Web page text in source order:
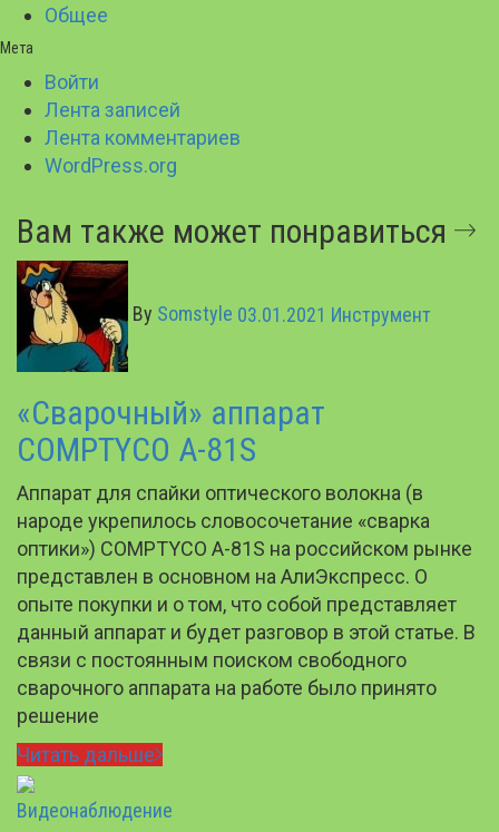
Общее
Мета
Войти
Лента записей
Лента комментариев
WordPress.org
Вам также может понравиться
By Somstyle 03.01.2021 Инструмент
«Сварочный» аппарат
COMPTYCO A-81S
Аппарат для спайки оптического волокна (в
народе укрепилось словосочетание «сварка
оптики») COMPTYCO A-81S на российском рынке
представлен в основном на АлиЭкспресс. О
опыте покупки и о том, что собой представляет
данный аппарат и будет разговор в этой статье. В
связи с постоянным поиском свободного
сварочного аппарата на работе было принято
решение
Читать дальше
Видеонаблюдение